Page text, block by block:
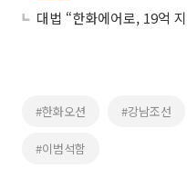
#한화오션 #강남조선
#이범석함